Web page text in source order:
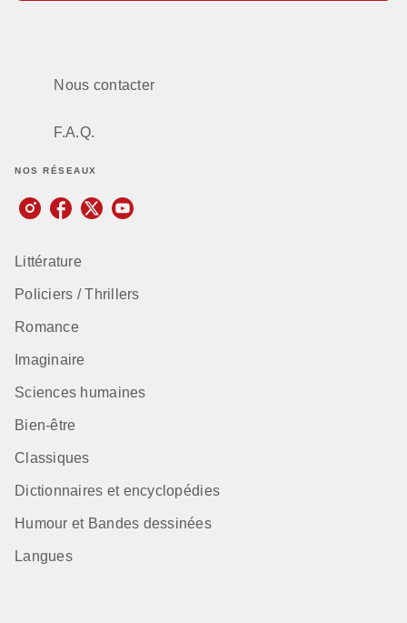
Nous contacter
F.A.Q.
NOS RÉSEAUX
Littérature
Policiers / Thrillers
Romance
Imaginaire
Sciences humaines
Bien-être
Classiques
Dictionnaires et encyclopédies
Humour et Bandes dessinées
Langues